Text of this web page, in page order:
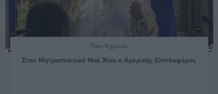
Πριν 4 χρόνια
Στον Μητροπολιτικό Ναό Χίου ο Αμερικής Ελπιδοφόρος